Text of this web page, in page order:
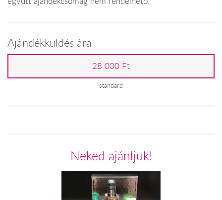
Ajándékküldés ára
28 000 Ft
standard
Neked ajánljuk!